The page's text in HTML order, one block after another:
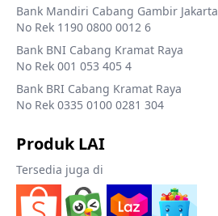
Bank Mandiri Cabang Gambir Jakarta
No Rek 1190 0800 0012 6
Bank BNI Cabang Kramat Raya
No Rek 001 053 405 4
Bank BRI Cabang Kramat Raya
No Rek 0335 0100 0281 304
Produk LAI
Tersedia juga di